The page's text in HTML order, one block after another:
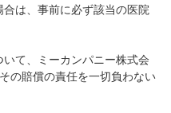
は、事前に必ず該当の医院
て、ミーカンパニー株式会
の賠償の責任を一切負わない